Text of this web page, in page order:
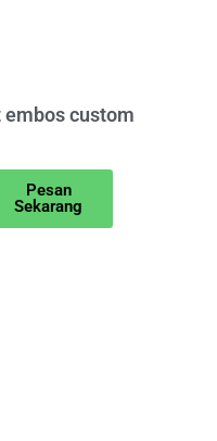
custom
Pesan
Sekarang